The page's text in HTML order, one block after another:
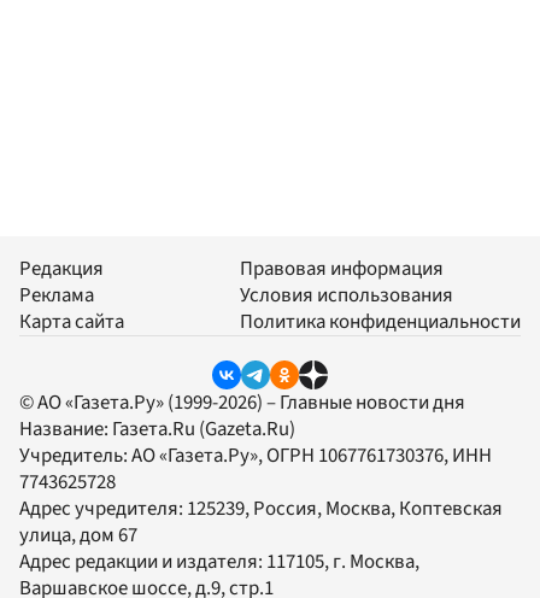
Редакция
Реклама
Карта сайта
Правовая информация
Условия использования
Политика конфиденциальности
© АО «Газета.Ру» (1999-2026) – Главные новости дня
Название: Газета.Ru (Gazeta.Ru)
Учредитель:АО «Газета.Ру», ОГРН 1067761730376, ИНН
7743625728
Адрес учредителя: 125239, Россия, Москва, Коптевская
улица, дом 67
Адрес редакции и издателя: 117105, г. Москва,
Варшавское шоссе, д.9, стр.1